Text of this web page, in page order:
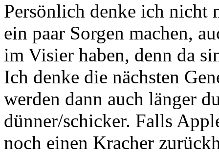
Persönlich denke ich nicht
ein paar Sorgen machen,
im Visier haben, denn da
Ich denke die nächsten
werden dann auch länger
dünner/schicker. Falls
noch einen Kracher